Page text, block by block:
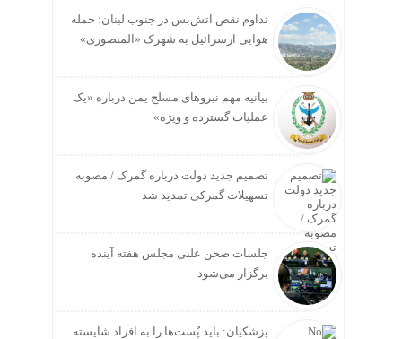
تداوم نقض آتش‌بس در جنوب لبنان؛ حمله
هوایی ارسرائیل به شهرک «المنصوری»
بیانیه مهم نیروهای مسلح یمن درباره «یک
عملیات گسترده و ویژه»
تصمیم جدید دولت درباره گمرک / مصوبه
تسهیلات گمرکی تمدید شد
جلسات صحن علنی مجلس هفته آینده
برگزار می‌شود
پزشکیان: باید پُست‌ها را به افراد شایسته